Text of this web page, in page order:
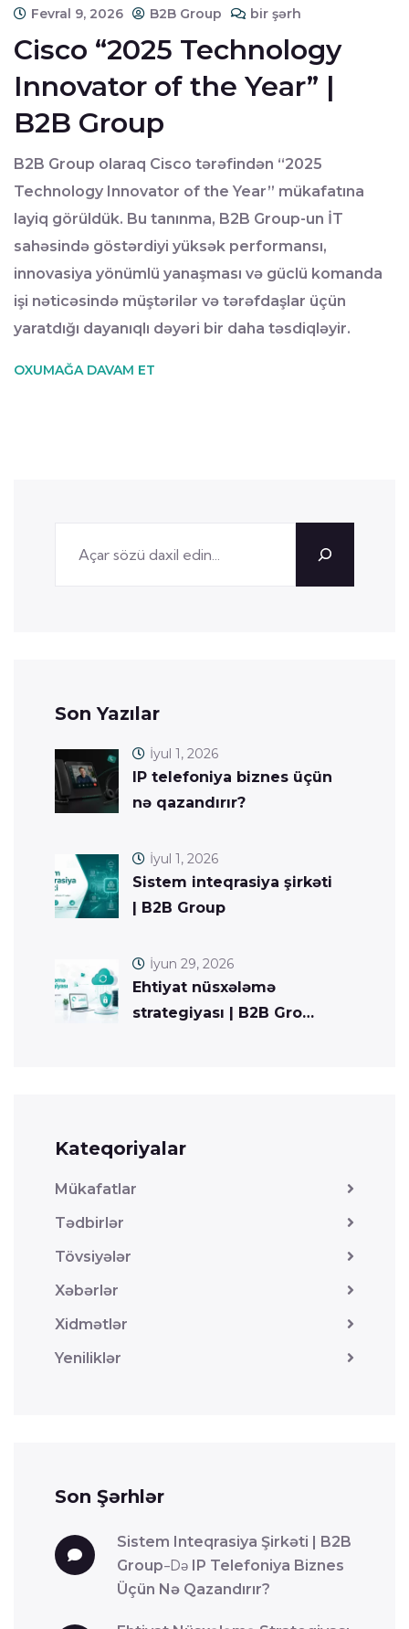
Fevral 9, 2026 B2B Group bir şərh
Cisco “2025 Technology
Innovator of the Year” |
B2B Group
B2B Group olaraq Cisco tərəfindən “2025
Technology Innovator of the Year” mükafatına
layiq görüldük. Bu tanınma, B2B Group-un İT
sahəsində göstərdiyi yüksək performansı,
innovasiya yönümlü yanaşması və güclü komanda
işi nəticəsində müştərilər və tərəfdaşlar üçün
yaratdığı dayanıqlı dəyəri bir daha təsdiqləyir.
OXUMAĞA DAVAM ET
Son Yazılar
IP telefoniya biznes üçün
nə qazandırır?
İyul 1, 2026
Sistem inteqrasiya şirkəti
| B2B Group
İyul 1, 2026
Ehtiyat nüsxələmə
strategiyası | B2B Gro…
İyun 29, 2026
Kateqoriyalar
Mükafatlar
Tədbirlər
Tövsiyələr
Xəbərlər
Xidmətlər
Yeniliklər
Son Şərhlər
Sistem Inteqrasiya Şirkəti | B2B
Group-də
IP Telefoniya Biznes
Üçün Nə Qazandırır?